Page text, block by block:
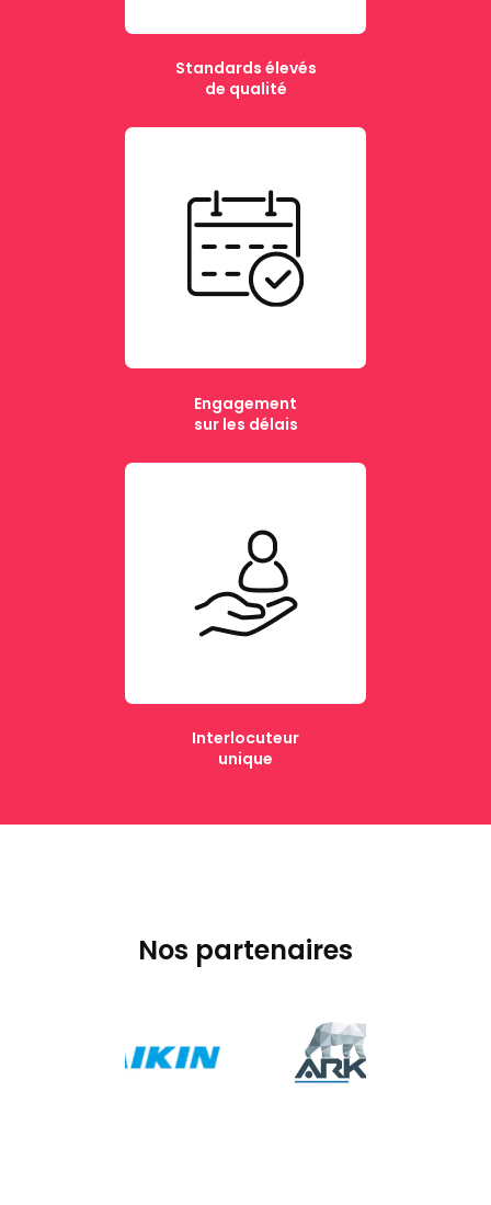
Standards élevés
de qualité
Engagement
sur les délais
Interlocuteur
unique
Nos partenaires